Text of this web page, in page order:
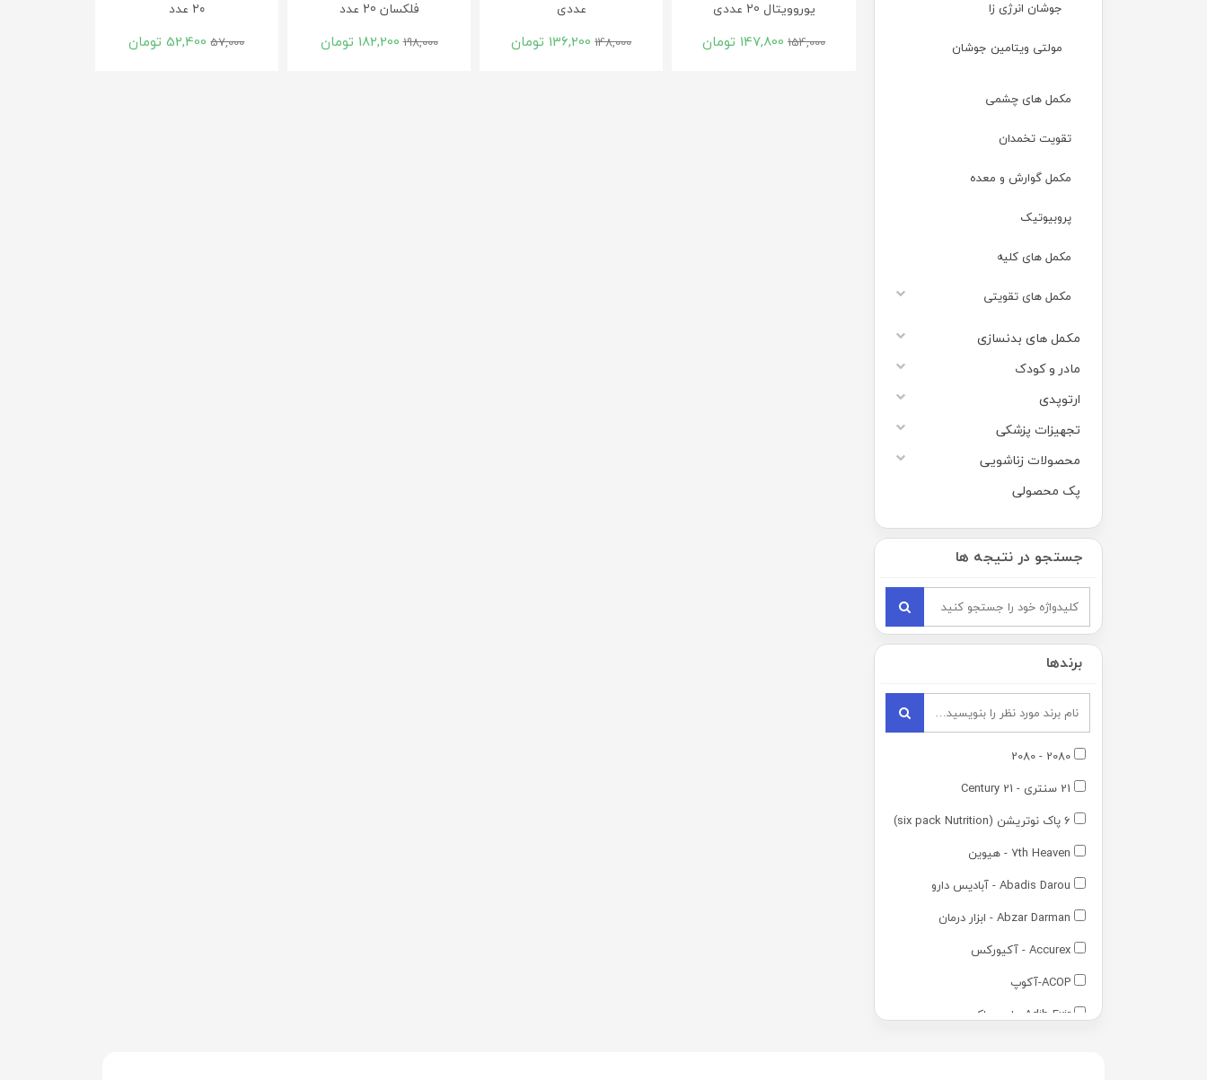
جوشان انرژی زا
مولتی ویتامین جوشان
مکمل های چشمی
تقویت تخمدان
مکمل گوارش و معده
پروبیوتیک
مکمل های کلیه
مکمل های تقویتی
مکمل های بدنسازی
مادر و کودک
ارتوپدی
تجهیزات پزشکی
محصولات زناشویی
پک محصولی
جستجو در نتیجه ها
برندها
2080 - 2080
21 سنتری - 21 Century
6 پاک نوتریشن (six pack Nutrition)
7th Heaven - هیوین
Abadis Darou - آبادیس دارو
Abzar Darman - ابزار درمان
Accurex - آکیورکس
ACOP-آکوپ
Adib Exir - ادیب اکسیر
یوروویتال 20 عددی
154,000
147,800 تومان
عددی
148,000
136,200 تومان
فلکسان 20 عدد
198,000
182,200 تومان
۲۰ عدد
57,000
52,400تومان